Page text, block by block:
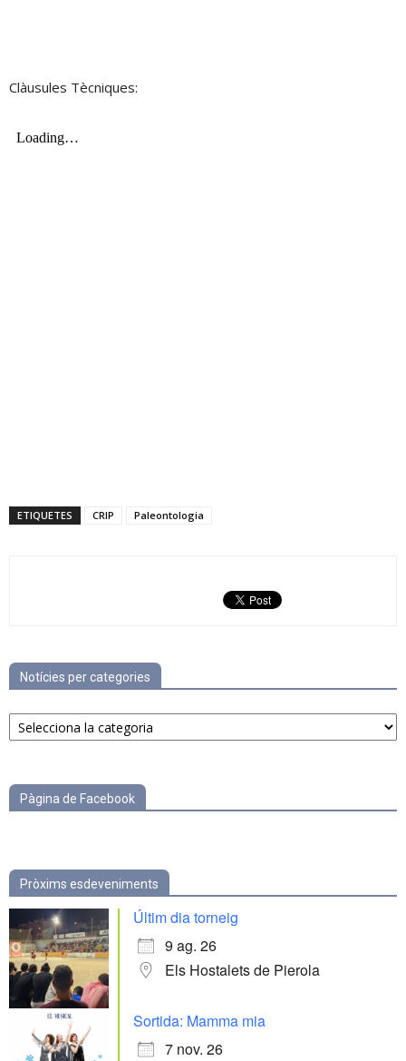
Clàusules Tècniques:
ETIQUETES CRIP Paleontologia
Notícies per categories
Notícies
per
Pàgina de Facebook
Pròxims esdeveniments
Últim dia torneig
9 ag. 26
Els Hostalets de Pierola
Sortida: Mamma mia
7 nov. 26